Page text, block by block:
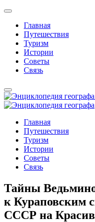
Главная
Путешествия
Туризм
Истории
Советы
Связь
Главная
Путешествия
Туризм
Истории
Советы
Связь
Тайны
к Кураповским
СССР на